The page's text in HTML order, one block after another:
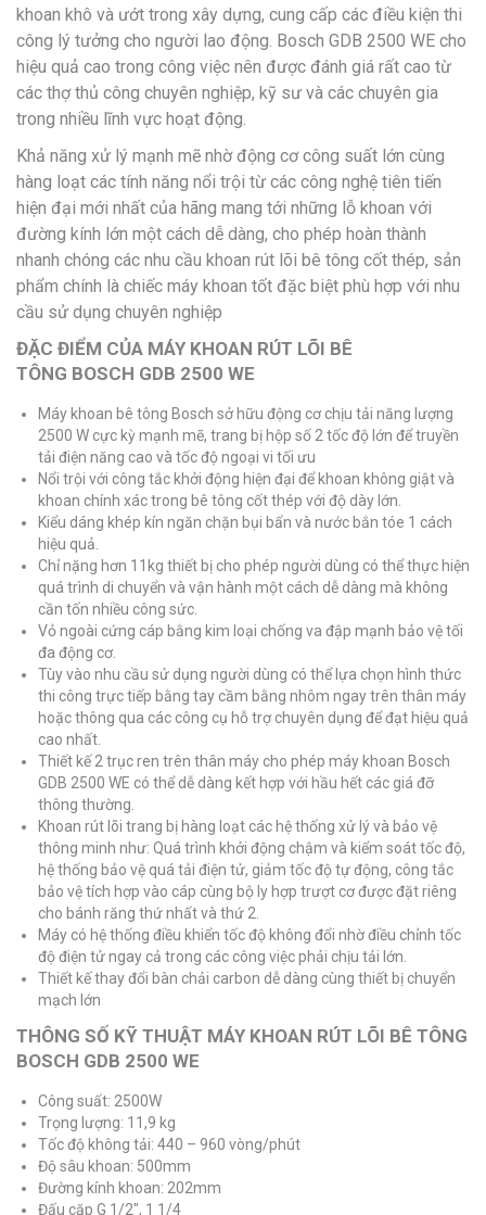
khoan khô và ướt trong xây dựng, cung cấp các điều kiện thi
công lý tưởng cho người lao động. Bosch GDB 2500 WE cho
hiệu quả cao trong công việc nên được đánh giá rất cao từ
các thợ thủ công chuyên nghiệp, kỹ sư và các chuyên gia
trong nhiều lĩnh vực hoạt động.
Khả năng xử lý mạnh mẽ nhờ động cơ công suất lớn cùng
hàng loạt các tính năng nổi trội từ các công nghệ tiên tiến
hiện đại mới nhất của hãng mang tới những lỗ khoan với
đường kính lớn một cách dễ dàng, cho phép hoàn thành
nhanh chóng các nhu cầu khoan rút lõi bê tông cốt thép, sản
phẩm chính là chiếc máy khoan tốt đặc biệt phù hợp với nhu
cầu sử dụng chuyên nghiệp
ĐẶC ĐIỂM CỦA MÁY KHOAN RÚT LÕI BÊ
TÔNG BOSCH GDB 2500 WE
Máy khoan bê tông Bosch sở hữu động cơ chịu tải năng lượng
2500 W cực kỳ mạnh mẽ, trang bị hộp số 2 tốc độ lớn để truyền
tải điện năng cao và tốc độ ngoại vi tối ưu
Nổi trội với công tắc khởi động hiện đại để khoan không giật và
khoan chính xác trong bê tông cốt thép với độ dày lớn.
Kiểu dáng khép kín ngăn chặn bụi bẩn và nước bắn tóe 1 cách
hiệu quả.
Chỉ nặng hơn 11kg thiết bị cho phép người dùng có thể thực hiện
quá trình di chuyển và vận hành một cách dễ dàng mà không
cần tốn nhiều công sức.
Vỏ ngoài cứng cáp bằng kim loại chống va đập mạnh bảo vệ tối
đa động cơ.
Tùy vào nhu cầu sử dụng người dùng có thể lựa chọn hình thức
thi công trực tiếp bằng tay cầm bằng nhôm ngay trên thân máy
hoặc thông qua các công cụ hỗ trợ chuyên dụng để đạt hiệu quả
cao nhất.
Thiết kế 2 trục ren trên thân máy cho phép máy khoan Bosch
GDB 2500 WE có thể dễ dàng kết hợp với hầu hết các giá đỡ
thông thường.
Khoan rút lõi trang bị hàng loạt các hệ thống xử lý và bảo vệ
thông minh như: Quá trình khởi động chậm và kiểm soát tốc độ,
hệ thống bảo vệ quá tải điện tử, giảm tốc độ tự động, công tắc
bảo vệ tích hợp vào cáp cùng bộ ly hợp trượt cơ được đặt riêng
cho bánh răng thứ nhất và thứ 2.
Máy có hệ thống điều khiển tốc độ không đổi nhờ điều chỉnh tốc
độ điện tử ngay cả trong các công việc phải chịu tải lớn.
Thiết kế thay đổi bàn chải carbon dễ dàng cùng thiết bị chuyển
mạch lớn
THÔNG SỐ KỸ THUẬT MÁY KHOAN RÚT LÕI BÊ TÔNG
BOSCH GDB 2500 WE
Công suất: 2500W
Trọng lượng: 11,9 kg
Tốc độ không tải: 440 – 960 vòng/phút
Độ sâu khoan: 500mm
Đường kính khoan: 202mm
Đấu cặp G 1/2″, 1 1/4